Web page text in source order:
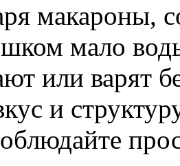
макароны,
мало
или варят
и